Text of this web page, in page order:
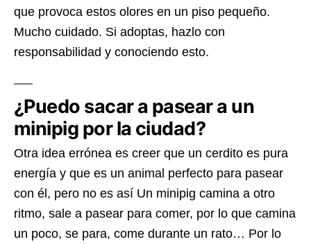
que provoca estos olores en un piso pequeño.
Mucho cuidado. Si adoptas, hazlo con
responsabilidad y conociendo esto.
¿Puedo sacar a pasear a un
minipig por la ciudad?
Otra idea errónea es creer que un cerdito es pura
energía y que es un animal perfecto para pasear
con él, pero no es así Un minipig camina a otro
ritmo, sale a pasear para comer, por lo que camina
un poco, se para, come durante un rato… Por lo